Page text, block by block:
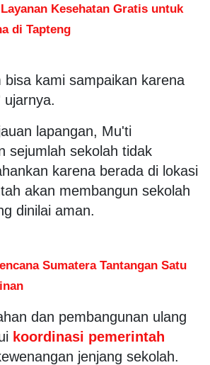
Kesehatan Gratis untuk
di Tapteng
bisa kami sampaikan karena
ujarnya.
lapangan, Mu'ti
sejumlah sekolah tidak
karena berada di lokasi
akan membangun sekolah
dinilai aman.
Sumatera Tantangan Satu
dan pembangunan ulang
koordinasi pemerintah
jenjang sekolah.